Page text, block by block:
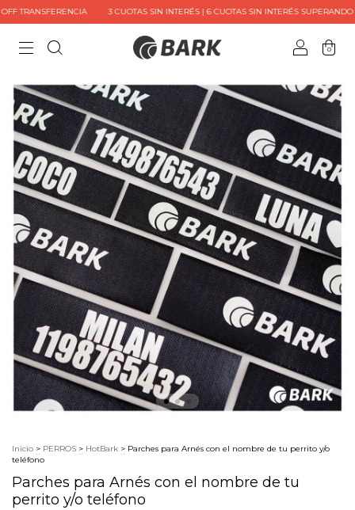
TRANSFERENCIA 3 CUOTAS SIN INTERÉS | 6 CUOTAS SIN INTERÉS SUPERANDO
0
Inicio > PERROS > HotBark > Parches para Arnés con el nombre de tu perrito y/o
teléfono
Parches para Arnés con el nombre de tu
perrito y/o teléfono